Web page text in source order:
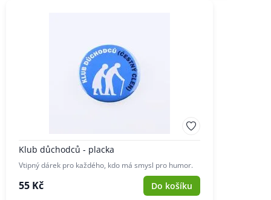
Klub důchodců - placka
Vtipný dárek pro každého, kdo má smysl pro humor.
55 Kč Do košíku